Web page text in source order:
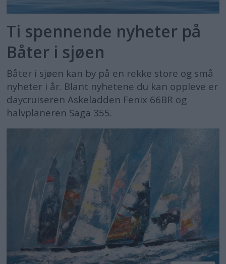
Ti spennende nyheter på
Båter i sjøen
Båter i sjøen kan by på en rekke store og små
nyheter i år. Blant nyhetene du kan oppleve er
daycruiseren Askeladden Fenix 66BR og
halvplaneren Saga 355.